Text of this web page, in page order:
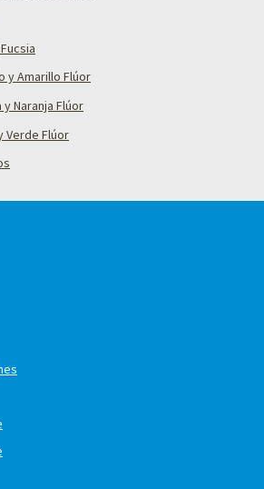
y Amarillo Flúor
Naranja Flúor
Verde Flúor